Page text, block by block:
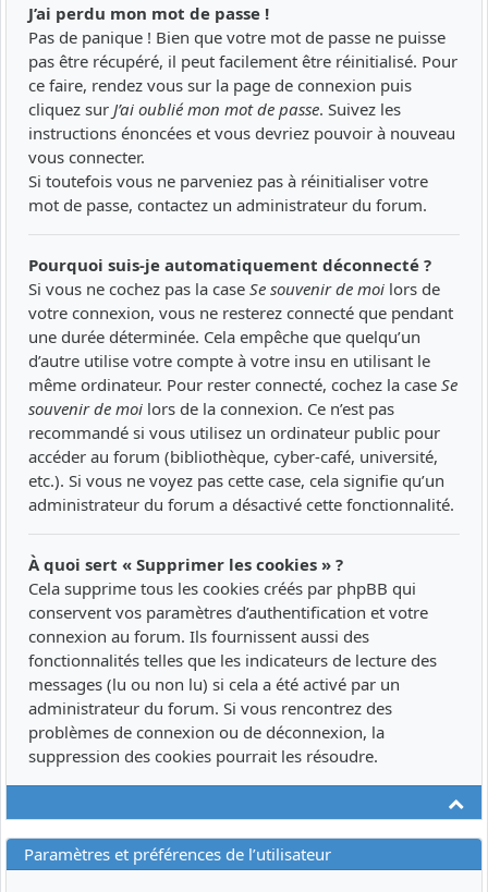
J’ai perdu mon mot de passe !
Pas de panique ! Bien que votre mot de passe ne puisse
pas être récupéré, il peut facilement être réinitialisé. Pour
ce faire, rendez vous sur la page de connexion puis
cliquez sur J’ai oublié mon mot de passe. Suivez les
instructions énoncées et vous devriez pouvoir à nouveau
vous connecter.
Si toutefois vous ne parveniez pas à réinitialiser votre
mot de passe, contactez un administrateur du forum.
Pourquoi suis-je automatiquement déconnecté ?
Si vous ne cochez pas la case Se souvenir de moi lors de
votre connexion, vous ne resterez connecté que pendant
une durée déterminée. Cela empêche que quelqu’un
d’autre utilise votre compte à votre insu en utilisant le
même ordinateur. Pour rester connecté, cochez la case Se
souvenir de moi lors de la connexion. Ce n’est pas
recommandé si vous utilisez un ordinateur public pour
accéder au forum (bibliothèque, cyber-café, université,
etc.). Si vous ne voyez pas cette case, cela signifie qu’un
administrateur du forum a désactivé cette fonctionnalité.
À quoi sert « Supprimer les cookies » ?
Cela supprime tous les cookies créés par phpBB qui
conservent vos paramètres d’authentification et votre
connexion au forum. Ils fournissent aussi des
fonctionnalités telles que les indicateurs de lecture des
messages (lu ou non lu) si cela a été activé par un
administrateur du forum. Si vous rencontrez des
problèmes de connexion ou de déconnexion, la
suppression des cookies pourrait les résoudre.
Paramètres et préférences de l’utilisateur